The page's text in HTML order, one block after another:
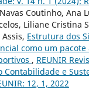
Coutinho, Ana
Liliane Cristina
Estrutura dos
como um pacote
, REUNIR
Contabilidade e
12, 1, 2022